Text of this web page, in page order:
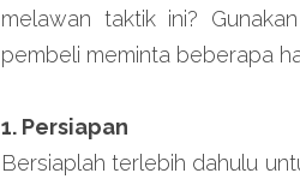
melawan taktik ini?
pembeli meminta beberapa
1. Persiapan
Bersiaplah terlebih dahulu